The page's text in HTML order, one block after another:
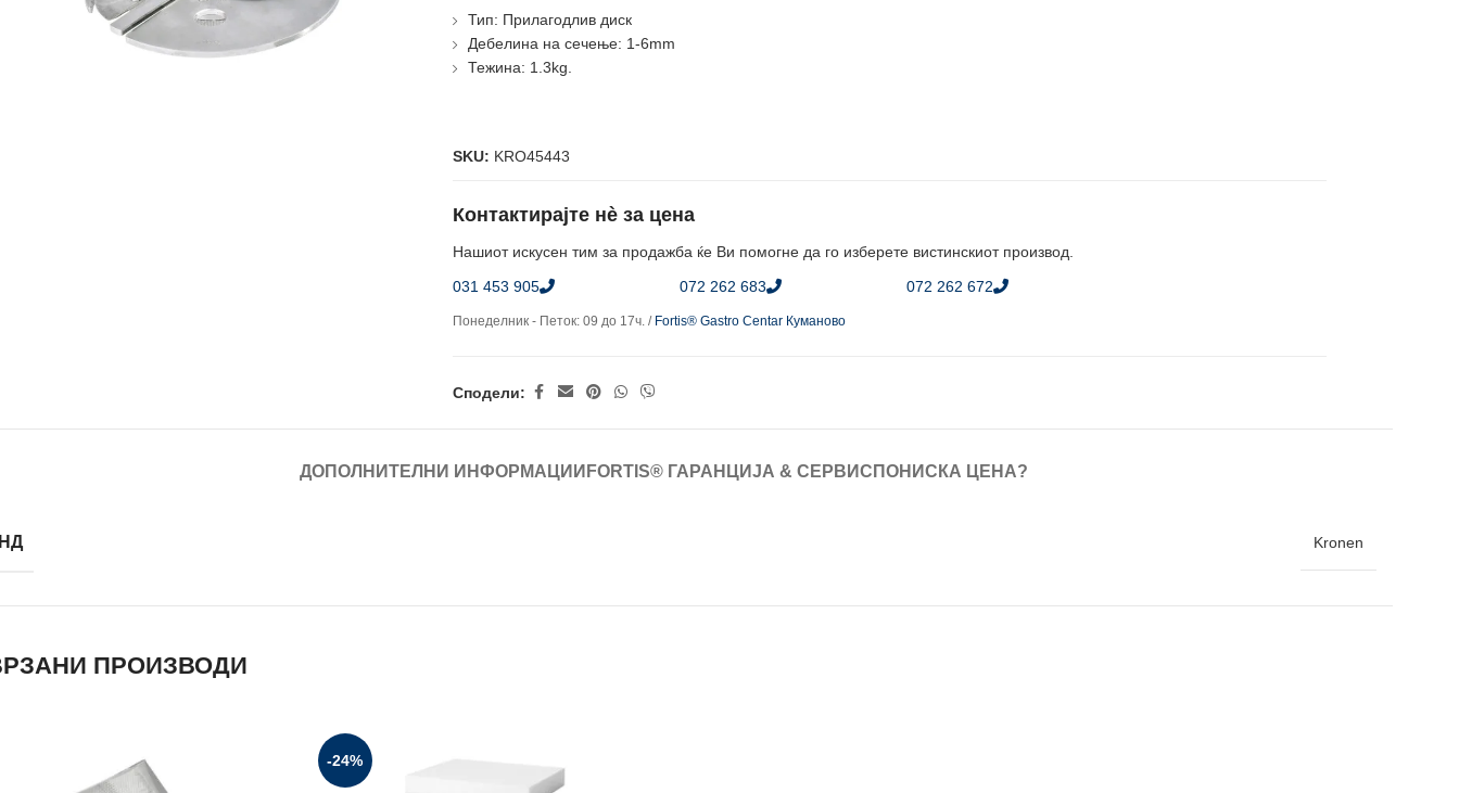
Тип: Прилагодлив диск
Дебелина на сечење: 1-6mm
Тежина: 1.3kg.
SKU: KRO45443
Контактирајте нè за цена
Нашиот искусен тим за продажба ќе Ви помогне да го изберете вистинскиот производ.
031 453 905
072 262 683 072 262 672
Понеделник - Петок: 09 до 17ч. / Fortis® Gastro Centar Куманово
Сподели:
ДОПОЛНИТЕЛНИ ИНФОРМАЦИИ FORTIS® ГАРАНЦИЈА & СЕРВИС ПОНИСКА ЦЕНА?
Kronen
ПРОИЗВОДИ
-24%